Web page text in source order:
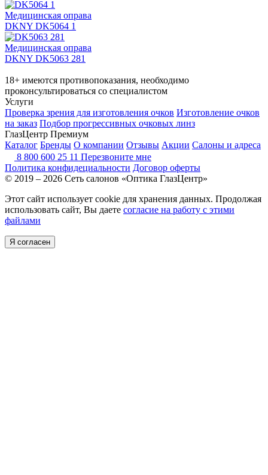
Медицинская оправа
DKNY DK5064 1
Медицинская оправа
DKNY DK5063 281
18+ имеются противопоказания, необходимо
проконсультироваться со специалистом
Услуги
Проверка зрения для изготовления очков Изготовление очков
на заказ Подбор прогрессивных очковых линз
ГлазЦентр Премиум
Каталог Бренды О компании Отзывы Акции Салоны и адреса
8 800 600 25 11 Перезвоните мне
Политика конфидециальности Договор оферты
© 2019 – 2026 Сеть салонов «Оптика ГлазЦентр»
Этот сайт использует cookie для хранения данных. Продолжая
использовать сайт, Вы даете согласие на работу с этими
файлами
Я согласен